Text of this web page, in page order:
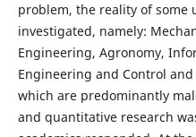
problem, the reality of some
investigated, namely:
Engineering, Agronomy,
Engineering and Control
which are predominantly
and quantitative research